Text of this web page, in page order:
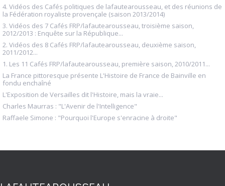
4. Vidéos des Cafés politiques de lafautearousseau, et des réunions de
la Fédération royaliste provençale (saison 2013/2014)
3. Vidéos des 7 Cafés FRP/lafautearousseau, troisième saison,
2012/2013 : Enquête sur la République...
2. Vidéos des 8 Cafés FRP/lafautearousseau, deuxième saison,
2011/2012...
1. Les 11 Cafés FRP/lafautearousseau, première saison, 2010/2011...
La France pittoresque présente L'Histoire de France de Bainville en
fondu enchaîné
L'Exposition de Versailles dit l'Histoire, mais la vraie...
Charles Maurras : "L'Avenir de l'Intelligence"
Raffaele Simone : "Pourquoi l'Europe s'enracine à droite"